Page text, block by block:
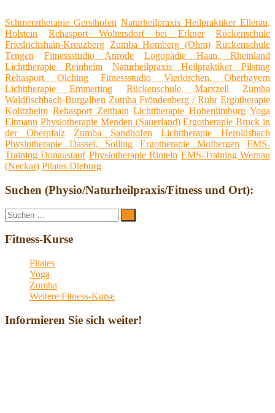
Schmerztherapie Gersthofen Naturheilpraxis Heilpraktiker Ellerau,
Holstein
Rehasport Woltersdorf bei Erkner
Rückenschule
Friedrichshain-Kreuzberg Zumba Homberg (Ohm) Rückenschule
Tengen
Fitnessstudio Anrode
Logopädie Haan, Rheinland
Lichttherapie Reinheim
Naturheilpraxis Heilpraktiker Pilsting
Rehasport Olching
Fitnessstudio Vierkirchen, Oberbayern
Lichttherapie Emmerting
Rückenschule Marxzell
Zumba
Waldfischbach-Burgalben Zumba Fröndenberg / Ruhr Ergotherapie
Kolitzheim Rehasport Zeithain Lichttherapie Hohenlimburg Yoga
Eltmann Physiotherapie Menden (Sauerland) Ergotherapie Bruck in
der Oberpfalz
Zumba Sandhofen
Lichttherapie Heroldsbach
Physiotherapie Dassel, Solling
Ergotherapie Molbergen
EMS-
Training Donaustauf Physiotherapie Rinteln EMS-Training Wernau
(Neckar) Pilates Dieburg
Suchen (Physio/Naturheilpraxis/Fitness und Ort):
Suche
nach:
Suchen
Fitness-Kurse
Pilates
Yoga
Zumba
Weitere Fitness-Kurse
Informieren Sie sich weiter!